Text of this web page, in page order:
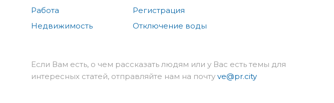
Работа
Недвижимость
Регистрация
Отключение воды
Если Вам есть, о чем рассказать людям или у Вас есть темы для
интересных статей, отправляйте нам на почту ve@pr.city